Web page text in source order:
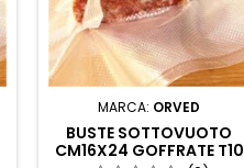
MARCA: ORVED
BUSTE SOTTOVUOTO
CM16X24 GOFFRATE T10